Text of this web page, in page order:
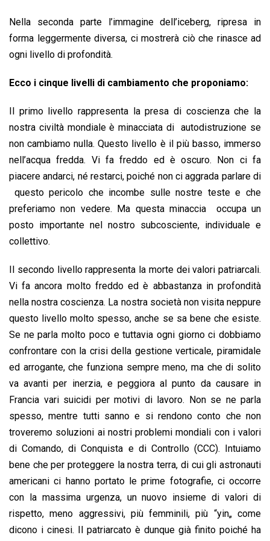
Nella seconda parte l’immagine dell’iceberg, ripresa in
forma leggermente diversa, ci mostrerà ciò che rinasce ad
ogni livello di profondità.
Ecco i cinque livelli di cambiamento che proponiamo:
Il primo livello rappresenta la presa di coscienza che la
nostra civiltà mondiale è minacciata di autodistruzione se
non cambiamo nulla. Questo livello è il più basso, immerso
nell’acqua fredda. Vi fa freddo ed è oscuro. Non ci fa
piacere andarci, né restarci, poiché non ci aggrada parlare di
questo pericolo che incombe sulle nostre teste e che
preferiamo non vedere. Ma questa minaccia occupa un
posto importante nel nostro subcosciente, individuale e
collettivo.
Il secondo livello rappresenta la morte dei valori patriarcali.
Vi fa ancora molto freddo ed è abbastanza in profondità
nella nostra coscienza. La nostra società non visita neppure
questo livello molto spesso, anche se sa bene che esiste.
Se ne parla molto poco e tuttavia ogni giorno ci dobbiamo
confrontare con la crisi della gestione verticale, piramidale
ed arrogante, che funziona sempre meno, ma che di solito
va avanti per inerzia, e peggiora al punto da causare in
Francia vari suicidi per motivi di lavoro. Non se ne parla
spesso, mentre tutti sanno e si rendono conto che non
troveremo soluzioni ai nostri problemi mondiali con i valori
di Comando, di Conquista e di Controllo (CCC). Intuiamo
bene che per proteggere la nostra terra, di cui gli astronauti
americani ci hanno portato le prime fotografie, ci occorre
con la massima urgenza, un nuovo insieme di valori di
rispetto, meno aggressivi, più femminili, più “yin„ come
dicono i cinesi. Il patriarcato è dunque già finito poiché ha